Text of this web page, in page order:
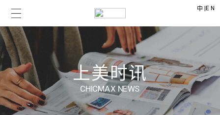
中 |EN
上美时讯
CHICMAX NEWS